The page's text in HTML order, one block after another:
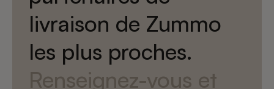
livraison de Zummo
les plus proches.
Renseignez-vous et